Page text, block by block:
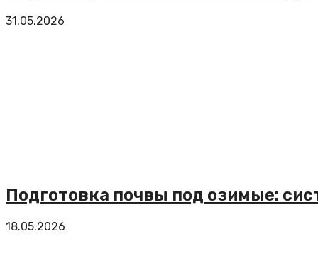
31.05.2026
Подготовка почвы под озимые:
18.05.2026